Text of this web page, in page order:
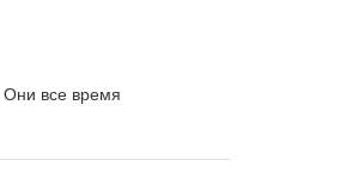
Они все время